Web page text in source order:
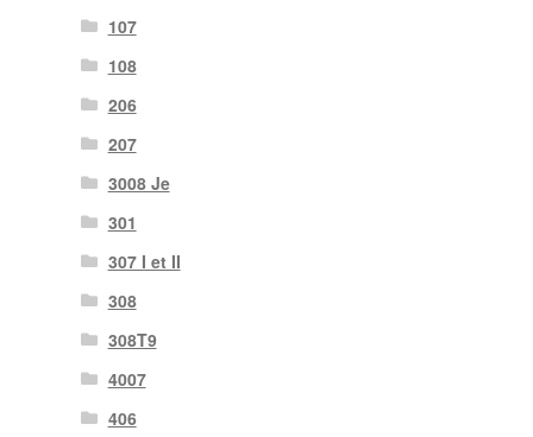
107
108
206
207
3008 Je
301
307 I et II
308
308T9
4007
406